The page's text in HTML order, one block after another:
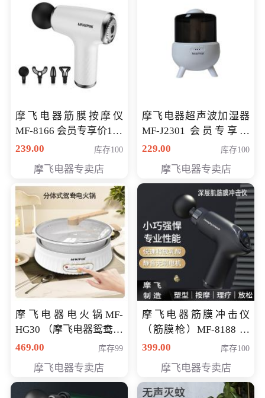
摩飞电器筋膜按摩仪
MF-8166 会员专享价168
元
239.00 库存100
摩飞电器专卖店
摩飞电器超声波加湿器
MF-J2301 会员专享价
168元
229.00 库存100
摩飞电器专卖店
摩飞电器电火锅MF-
HG30 （摩飞电器鸳鸯锅
MF-HG30 ） 会员专享价
469.00 库存99
摩飞电器专卖店
摩飞电器筋膜冲击仪
（筋膜枪）MF-8188 会
员专享价268元
399.00 库存100
摩飞电器专卖店